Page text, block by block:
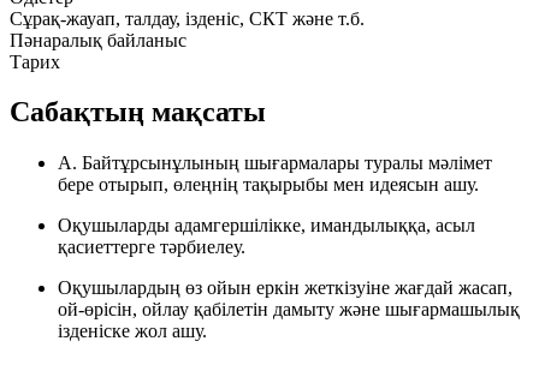
Сұрақ-жауап, талдау, ізденіс, СКТ және т.б.
Пәнаралық байланыс
Тарих
Сабақтың мақсаты
А. Байтұрсынұлының шығармалары туралы мәлімет
бере отырып, өлеңнің тақырыбы мен идеясын ашу.
Оқушыларды адамгершілікке, имандылыққа, асыл
қасиеттерге тәрбиелеу.
Оқушылардың өз ойын еркін жеткізуіне жағдай жасап,
ой-өрісін, ойлау қабілетін дамыту және шығармашылық
ізденіске жол ашу.